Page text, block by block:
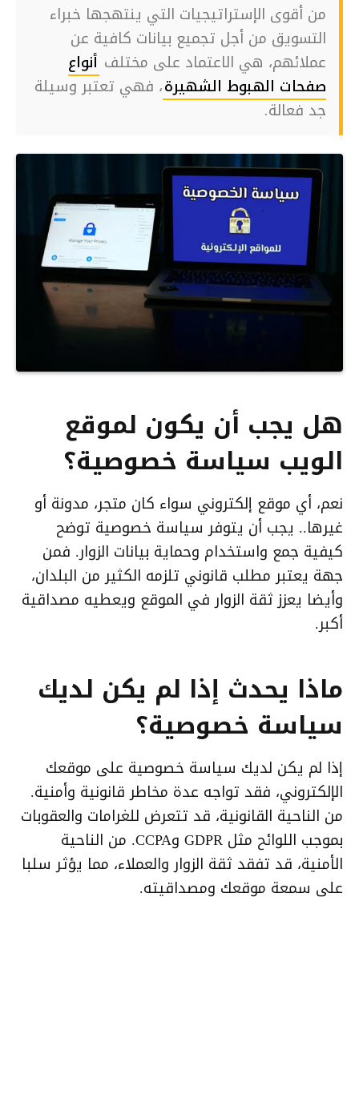
من أقوى الإستراتيجيات التي ينتهجها خبراء
التسويق من أجل تجميع بيانات كافية عن
عملائهم، هي الاعتماد على مختلف أنواع
صفحات الهبوط الشهيرة، فهي تعتبر وسيلة
جد فعالة.
هل يجب أن يكون لموقع
الويب سياسة خصوصية؟
نعم، أي موقع إلكتروني سواء كان متجر، مدونة أو
غيرها.. يجب أن يتوفر سياسة خصوصية توضح
كيفية جمع واستخدام وحماية بيانات الزوار. فمن
جهة يعتبر مطلب قانوني تلزمه الكثير من البلدان،
وأيضا يعزز ثقة الزوار في الموقع ويعطيه مصداقية
أكبر.
ماذا يحدث إذا لم يكن لديك
سياسة خصوصية؟
إذا لم يكن لديك سياسة خصوصية على موقعك
الإلكتروني، فقد تواجه عدة مخاطر قانونية وأمنية.
من الناحية القانونية، قد تتعرض للغرامات والعقوبات
بموجب اللوائح مثل GDPR وCCPA. من الناحية
الأمنية، قد تفقد ثقة الزوار والعملاء، مما يؤثر سلبا
على سمعة موقعك ومصداقيته.